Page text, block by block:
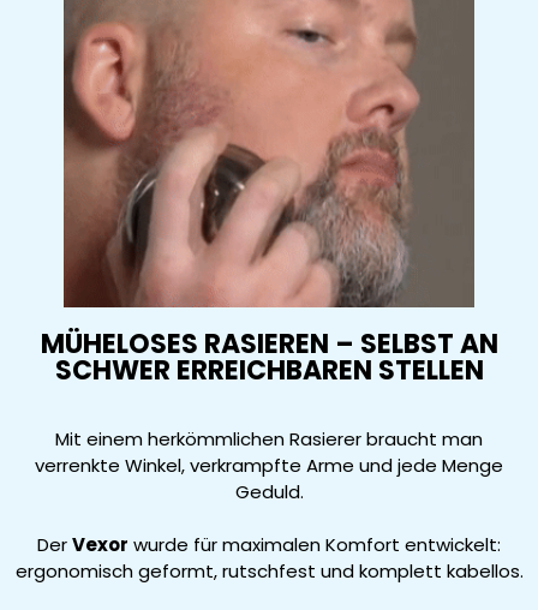
MÜHELOSES RASIEREN – SELBST AN
SCHWER ERREICHBAREN STELLEN
Mit einem herkömmlichen Rasierer braucht man
verrenkte Winkel, verkrampfte Arme und jede Menge
Geduld.
DerVexor wurde für maximalen Komfort entwickelt:
ergonomisch geformt, rutschfest und komplett kabellos.